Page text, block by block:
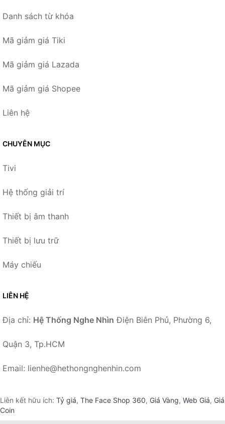
Danh sách từ khóa
Mã giảm giá Tiki
Mã giảm giá Lazada
Mã giảm giá Shopee
Liên hệ
CHUYÊN MỤC
Tivi
Hệ thống giải trí
Thiết bị âm thanh
Thiết bị lưu trữ
Máy chiếu
LIÊN HỆ
Địa chỉ: Hệ Thống Nghe Nhìn Điện Biên Phủ, Phường 6,
Quận 3, Tp.HCM
Email: lienhe@hethongnghenhin.com
Liên kết hữu ích: Tỷ giá, The Face Shop 360, Giá Vàng, Web Giá, Giá
Coin